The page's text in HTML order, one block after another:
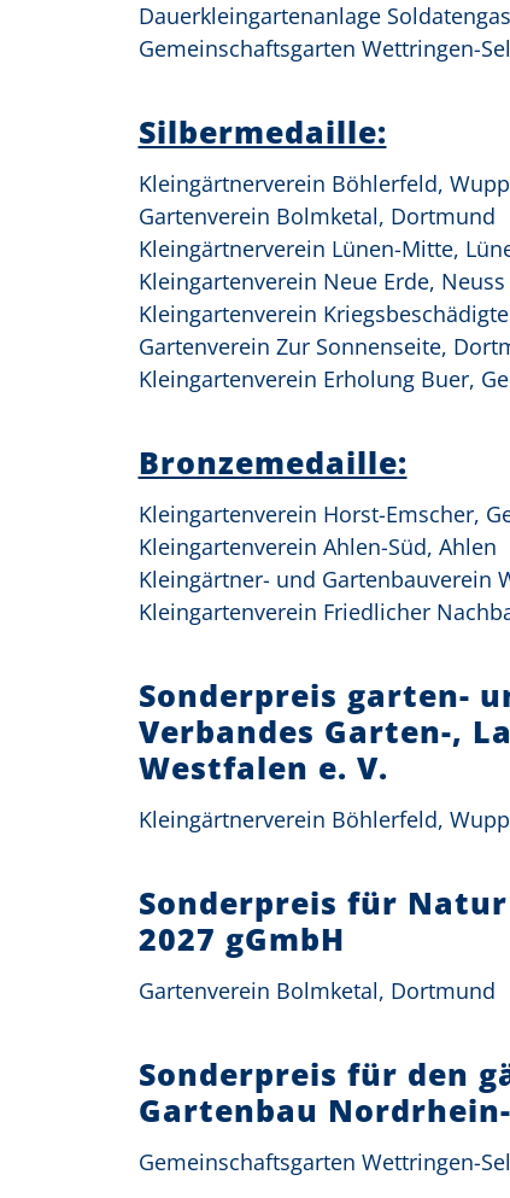
Dauerkleingartenanlage
Gemeinschaftsgarten Wettringen-
Silbermedaille:
Kleingärtnerverein Böhlerfeld,
Gartenverein Bolmketal, Dortmund
Kleingärtnerverein Lünen-Mitte,
Kleingartenverein Neue Erde, Neuss
Kleingartenverein
Gartenverein Zur Sonnenseite,
Kleingartenverein Erholung Buer,
Bronzemedaille:
Kleingartenverein Horst-Emscher,
Kleingartenverein Ahlen-Süd, Ahlen
Kleingärtner- und Gartenbauverein
Kleingartenverein Friedlicher
Sonderpreis garten-
Verbandes Garten-,
Westfalen e. V.
Kleingärtnerverein Böhlerfeld,
Sonderpreis für
2027 gGmbH
Gartenverein Bolmketal, Dortmund
Sonderpreis für den
Gartenbau
Gemeinschaftsgarten Wettringen-